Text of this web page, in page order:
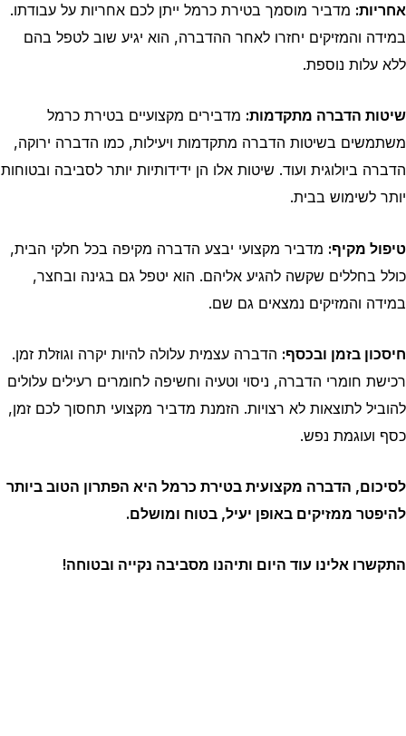
אחריות: מדביר מוסמך בטירת כרמל ייתן לכם אחריות על עבודתו.
במידה והמזיקים יחזרו לאחר ההדברה, הוא יגיע שוב לטפל בהם
ללא עלות נוספת.
שיטות הדברה מתקדמות: מדבירים מקצועיים בטירת כרמל
משתמשים בשיטות הדברה מתקדמות ויעילות, כמו הדברה ירוקה,
הדברה ביולוגית ועוד. שיטות אלו הן ידידותיות יותר לסביבה ובטוחות
יותר לשימוש בבית.
טיפול מקיף: מדביר מקצועי יבצע הדברה מקיפה בכל חלקי הבית,
כולל בחללים שקשה להגיע אליהם. הוא יטפל גם בגינה ובחצר,
במידה והמזיקים נמצאים גם שם.
חיסכון בזמן ובכסף: הדברה עצמית עלולה להיות יקרה וגוזלת זמן.
רכישת חומרי הדברה, ניסוי וטעיה וחשיפה לחומרים רעילים עלולים
להוביל לתוצאות לא רצויות. הזמנת מדביר מקצועי תחסוך לכם זמן,
כסף ועוגמת נפש.
לסיכום, הדברה מקצועית בטירת כרמל היא הפתרון הטוב ביותר
להיפטר ממזיקים באופן יעיל, בטוח ומושלם.
התקשרו אלינו עוד היום ותיהנו מסביבה נקייה ובטוחה!